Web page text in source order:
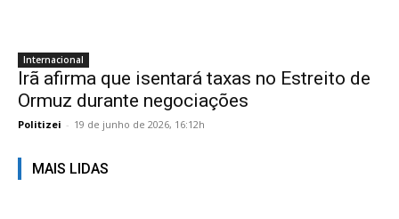
Internacional
Irã afirma que isentará taxas no Estreito de
Ormuz durante negociações
Politizei - 19 de junho de 2026, 16:12h
MAIS LIDAS